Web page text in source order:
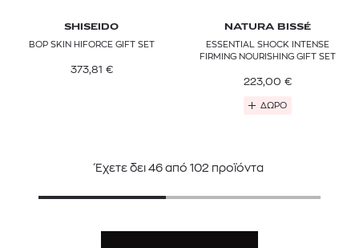
SHISEIDO
BOP SKIN HIFORCE GIFT SET
373,81 €
NATURA BISSÉ
ESSENTIAL SHOCK INTENSE
FIRMING NOURISHING GIFT SET
223,00 €
ΔΩΡΟ
Έχετε δει 46 από 102 προϊόντα